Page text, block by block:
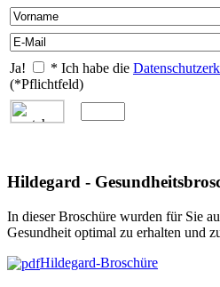
Ja! * Ich habe die
(*Pflichtfeld)
Hildegard -
In dieser Broschüre wurden für Sie
Gesundheit optimal zu erhalten und
Hildegard-Broschüre